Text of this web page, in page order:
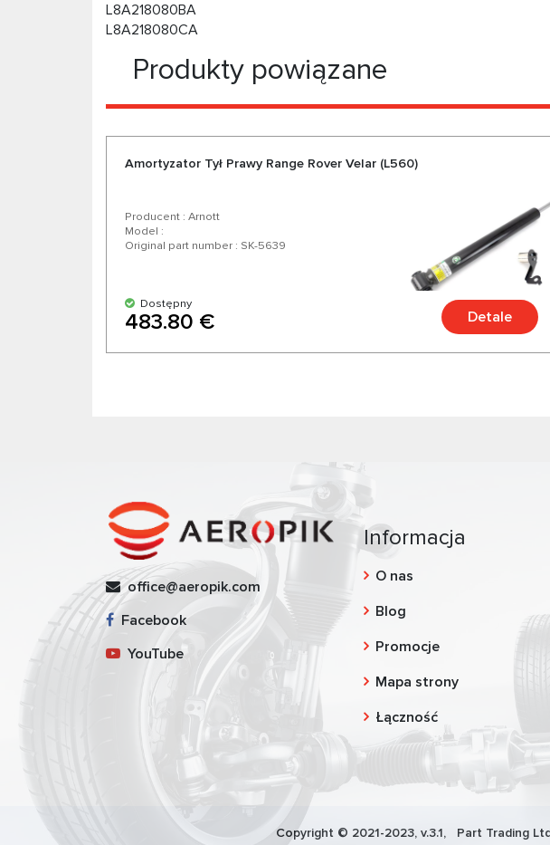
L8A218080BA
L8A218080CA
Produkty powiązane
Amortyzator Tył Prawy Range Rover Velar (L560)
Producent : Arnott
Model :
Original part number : SK-5639
Dostępny
483.80 € Detale
office@aeropik.com
Facebook
YouTube
Informacja
O nas
Blog
Promocje
Mapa strony
Łączność
Copyright © 2021-2023, v.3.1, Part Trading